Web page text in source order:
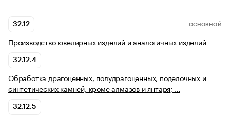
32.12 ОСНОВНОЙ
Производство ювелирных изделий и аналогичных изделий
32.12.4
Обработка драгоценных, полудрагоценных, поделочных и
синтетических камней, кроме алмазов и янтаря; …
32.12.5